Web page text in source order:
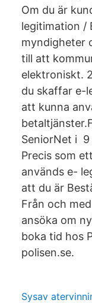
Om du är
legitimation /
myndigheter
till att
elektroniskt.
du skaffar e-
att kunna
SeniorNet i 9
Precis som
används e-
att du är
Från och
ansöka om
boka tid hos
polisen.se.
Sysav